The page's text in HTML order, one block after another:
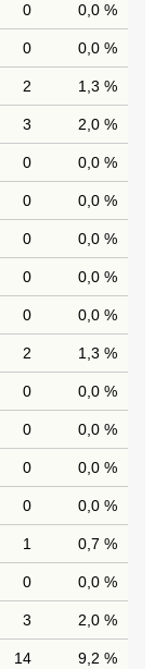
0 0,0 %
0 0,0 %
2 1,3 %
3 2,0 %
0 0,0 %
0 0,0 %
0 0,0 %
0 0,0 %
0 0,0 %
2 1,3 %
0 0,0 %
0 0,0 %
0 0,0 %
0 0,0 %
1 0,7 %
0 0,0 %
3 2,0 %
14 9,2 %